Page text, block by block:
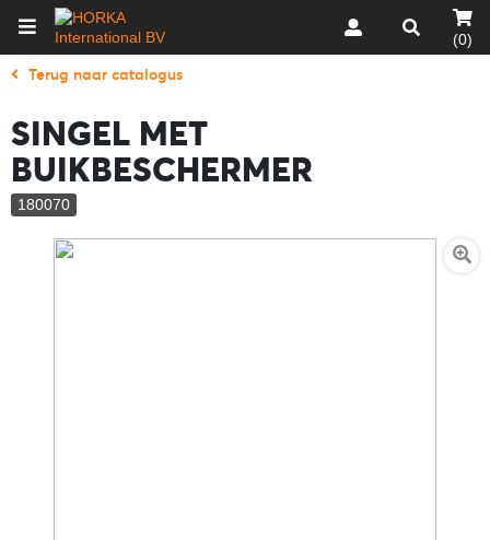
(0)
Terug naar catalogus
SINGEL MET
BUIKBESCHERMER
180070